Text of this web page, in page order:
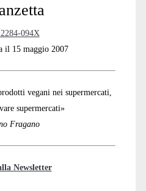
094X
il 15 maggio 2007
vegani nei supermercati,
supermercati»
Fragano
Newsletter